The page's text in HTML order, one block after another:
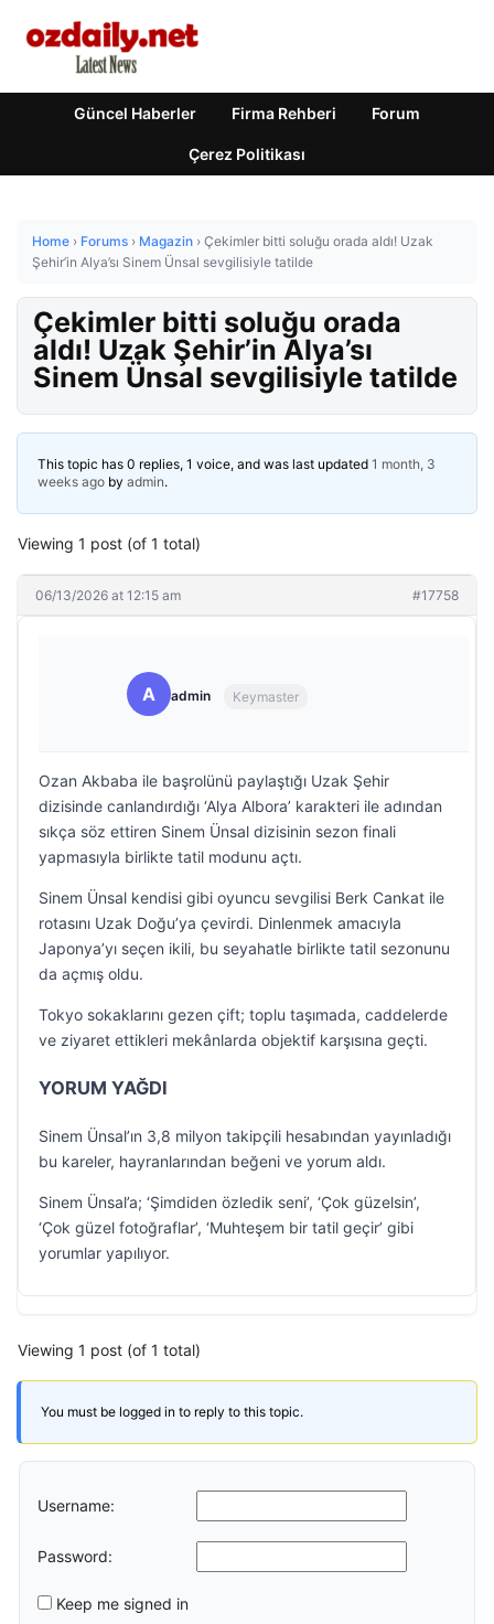
Güncel Haberler Firma Rehberi Forum
Çerez Politikası
Home › Forums › Magazin › Çekimler bitti soluğu orada aldı! Uzak
Şehir’in Alya’sı Sinem Ünsal sevgilisiyle tatilde
Çekimler bitti soluğu orada
aldı! Uzak Şehir’in Alya’sı
Sinem Ünsal sevgilisiyle tatilde
This topic has 0 replies, 1 voice, and was last updated 1 month, 3
weeks ago by admin.
Viewing 1 post (of 1 total)
06/13/2026 at 12:15 am #17758
A admin Keymaster
Ozan Akbaba ile başrolünü paylaştığı Uzak Şehir
dizisinde canlandırdığı ‘Alya Albora’ karakteri ile adından
sıkça söz ettiren Sinem Ünsal dizisinin sezon finali
yapmasıyla birlikte tatil modunu açtı.
Sinem Ünsal kendisi gibi oyuncu sevgilisi Berk Cankat ile
rotasını Uzak Doğu’ya çevirdi. Dinlenmek amacıyla
Japonya’yı seçen ikili, bu seyahatle birlikte tatil sezonunu
da açmış oldu.
Tokyo sokaklarını gezen çift; toplu taşımada, caddelerde
ve ziyaret ettikleri mekânlarda objektif karşısına geçti.
YORUM YAĞDI
Sinem Ünsal’ın 3,8 milyon takipçili hesabından yayınladığı
bu kareler, hayranlarından beğeni ve yorum aldı.
Sinem Ünsal’a; ‘Şimdiden özledik seni’, ‘Çok güzelsin’,
‘Çok güzel fotoğraflar’, ‘Muhteşem bir tatil geçir’ gibi
yorumlar yapılıyor.
Viewing 1 post (of 1 total)
You must be logged in to reply to this topic.
Username:
Password:
Keep me signed in